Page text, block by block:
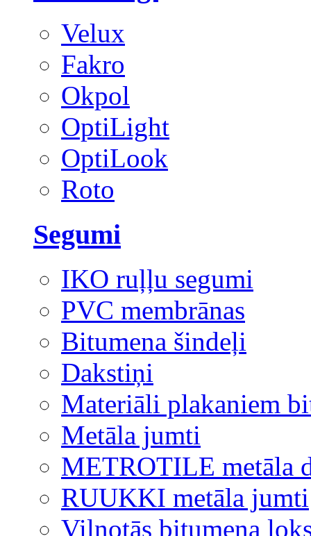
Velux
Fakro
Okpol
OptiLight
OptiLook
Roto
Segumi
IKO ruļļu segumi
PVC membrānas
Bitumena šindeļi
Dakstiņi
Materiāli plakaniem
Metāla jumti
METROTILE metāla
RUUKKI metāla jumti
Viļņotās bitumena